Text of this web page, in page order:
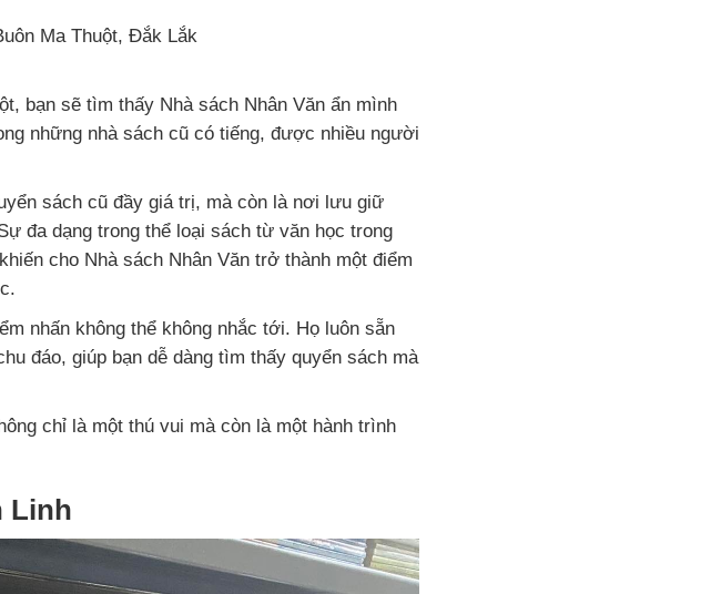
Ma Thuột, Đắk Lắk
bạn sẽ tìm thấy Nhà sách Nhân Văn ẩn mình
những nhà sách cũ có tiếng, được nhiều người
sách cũ đầy giá trị, mà còn là nơi lưu giữ
đa dạng trong thể loại sách từ văn học trong
cho Nhà sách Nhân Văn trở thành một điểm
nhấn không thể không nhắc tới. Họ luôn sẵn
đáo, giúp bạn dễ dàng tìm thấy quyển sách mà
chỉ là một thú vui mà còn là một hành trình
Linh